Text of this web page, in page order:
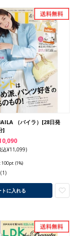
（バイラ）[28日発
]
込¥11,099)
: 100pt (1%)
(1)
トに入れる